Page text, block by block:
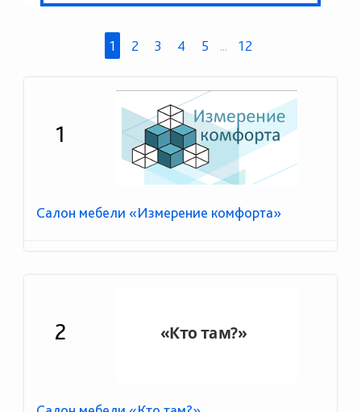
1 2 3 4 5 ... 12
1
Салон мебели «Измерение комфорта»
2